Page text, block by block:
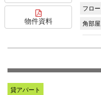
物件資料
フロ
角部屋
貸アパート